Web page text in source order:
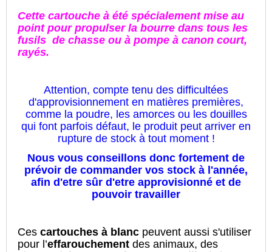
Cette cartouche à été spécialement mise au
point pour propulser la bourre dans tous les
fusils de chasse ou à pompe à canon court,
rayés.
Attention, compte tenu des difficultées
d'approvisionnement en matières premières,
comme la poudre, les amorces ou les douilles
qui font parfois défaut, le produit peut arriver en
rupture de stock à tout moment !
Nous vous conseillons donc fortement de
prévoir de commander vos stock à l'année,
afin d'etre sûr d'etre approvisionné et de
pouvoir travailler
Cescartouches à blanc peuvent aussi s'utiliser
pour l’effarouchement des animaux, des